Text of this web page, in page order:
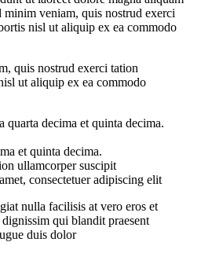
veniam, quis nostrud exerci
nisl ut aliquip ex ea commodo
quis nostrud exerci tation
ut aliquip ex ea commodo
quarta decima et quinta decima.
et quinta decima.
ullamcorper suscipit
consectetuer adipiscing elit
nulla facilisis at vero eros et
qui blandit praesent
duis dolor